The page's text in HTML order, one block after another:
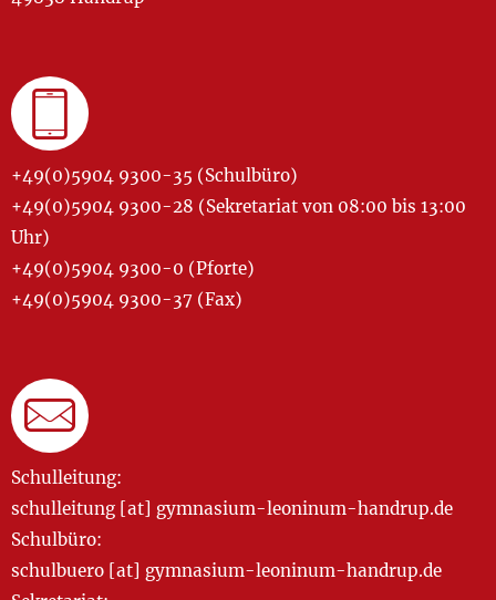
+49(0)5904 9300-35 (Schulbüro)
+49(0)5904 9300-28 (Sekretariat von 08:00 bis 13:00
Uhr)
+49(0)5904 9300-0 (Pforte)
+49(0)5904 9300-37 (Fax)
Schulleitung:
schulleitung [at] gymnasium-leoninum-handrup.de
Schulbüro:
schulbuero [at] gymnasium-leoninum-handrup.de